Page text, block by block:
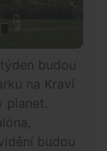
budou
na Kraví
planet.
budou